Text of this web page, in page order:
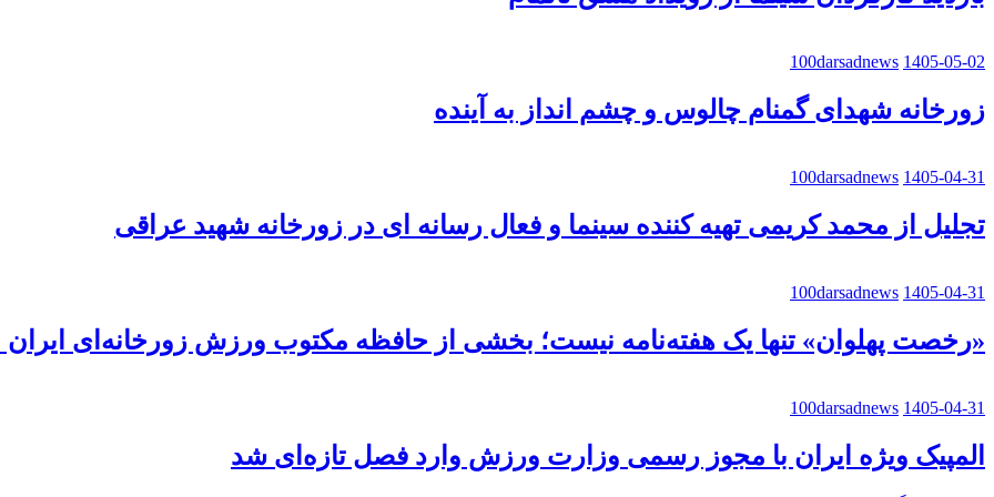
100darsadnews 1405-05-02
زورخانه شهدای گمنام چالوس و چشم انداز به آینده
100darsadnews 1405-04-31
تجلیل از محمد کریمی تهیه کننده سینما و فعال رسانه ای در زورخانه شهید عراقی
100darsadnews 1405-04-31
«رخصت پهلوان» تنها یک هفته‌نامه نیست؛ بخشی از حافظه مکتوب ورزش زورخانه‌ای
100darsadnews 1405-04-31
المپیک ویژه ایران با مجوز رسمی وزارت ورزش وارد فصل تازه‌ای شد